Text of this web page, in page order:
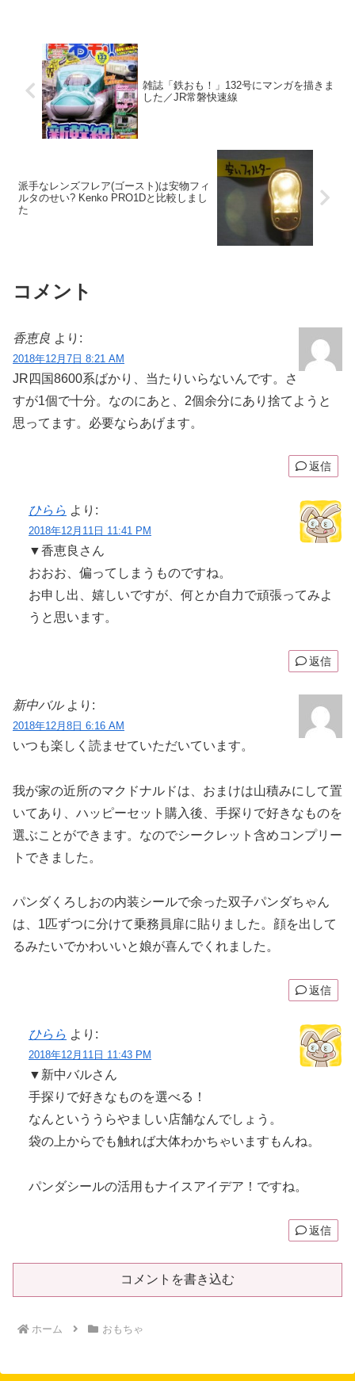
雑誌「鉄おも！」132号にマンガを描きま
した／JR常磐快速線
派手なレンズフレア(ゴースト)は安物フィ
ルタのせい? Kenko PRO1Dと比較しまし
た
コメント
香恵良 より:
2018年12月7日 8:21 AM
JR四国8600系ばかり、当たりいらないんです。さ
すが1個で十分。なのにあと、2個余分にあり捨てようと
思ってます。必要ならあげます。
返信
ひらら より:
2018年12月11日 11:41 PM
▼香恵良さん
おおお、偏ってしまうものですね。
お申し出、嬉しいですが、何とか自力で頑張ってみよ
うと思います。
返信
新中バル より:
2018年12月8日 6:16 AM
いつも楽しく読ませていただいています。
我が家の近所のマクドナルドは、おまけは山積みにして置
いてあり、ハッピーセット購入後、手探りで好きなものを
選ぶことができます。なのでシークレット含めコンプリー
トできました。
パンダくろしおの内装シールで余った双子パンダちゃん
は、1匹ずつに分けて乗務員扉に貼りました。顔を出して
るみたいでかわいいと娘が喜んでくれました。
返信
ひらら より:
2018年12月11日 11:43 PM
▼新中バルさん
手探りで好きなものを選べる！
なんといううらやましい店舗なんでしょう。
袋の上からでも触れば大体わかちゃいますもんね。
パンダシールの活用もナイスアイデア！ですね。
返信
コメントを書き込む
ホーム おもちゃ